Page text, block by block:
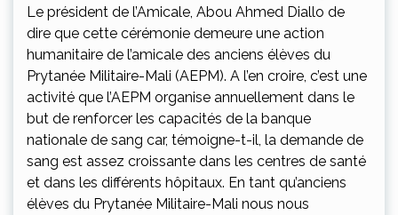
Le président de l’Amicale, Abou Ahmed Diallo de
dire que cette cérémonie demeure une action
humanitaire de l’amicale des anciens élèves du
Prytanée Militaire-Mali (AEPM). A l’en croire, c’est une
activité que l’AEPM organise annuellement dans le
but de renforcer les capacités de la banque
nationale de sang car, témoigne-t-il, la demande de
sang est assez croissante dans les centres de santé
et dans les différents hôpitaux. En tant qu’anciens
élèves du Prytanée Militaire-Mali nous nous